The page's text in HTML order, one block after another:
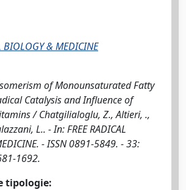
BIOLOGY & MEDICINE
of Monounsaturated Fatty
Catalysis and Influence of
/ Chatgilialoglu, Z., Altieri, .,
L.. - In: FREE RADICAL
- ISSN 0891-5849. - 33:
1692.
tipologie: